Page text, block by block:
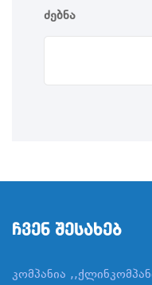
ძებნა
Ჩვენ Შესახებ
კომპანია